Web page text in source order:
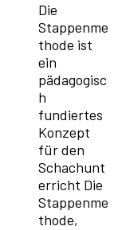
Die
Stappenme
thode ist
ein
pädagogisc
h
fundiertes
Konzept
für den
Schachunt
erricht Die
Stappenme
thode,